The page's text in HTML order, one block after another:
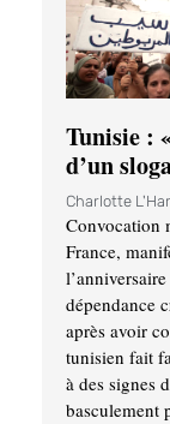
Tunisie :
d’un
Charlotte
Convocation
France,
dépendance
après avoir
tunisien fait
à des signes
basculement